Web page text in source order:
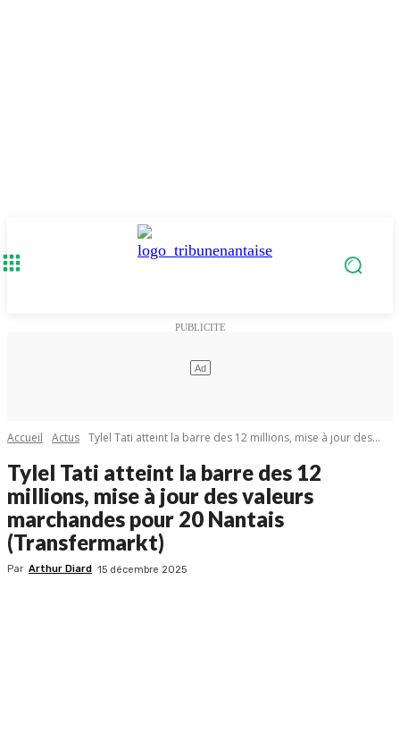
Accueil Actus Tylel Tati atteint la barre des 12 millions, mise à jour des...
Tylel Tati atteint la barre des 12
millions, mise à jour des valeurs
marchandes pour 20 Nantais
(Transfermarkt)
Par Arthur Diard 15 décembre 2025